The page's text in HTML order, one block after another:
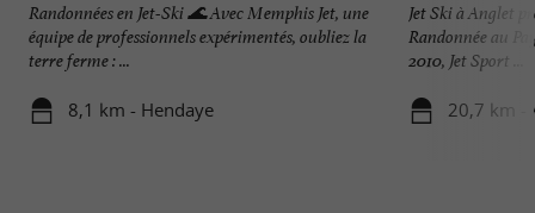
Randonnées en Jet-Ski 🌊 Avec Memphis Jet, une
équipe de professionnels expérimentés, oubliez la
terre ferme : ...
8,1 km - Hendaye
Jet Ski à Anglet
Randonnée au
2010, Jet Sport ...
20,7 km -